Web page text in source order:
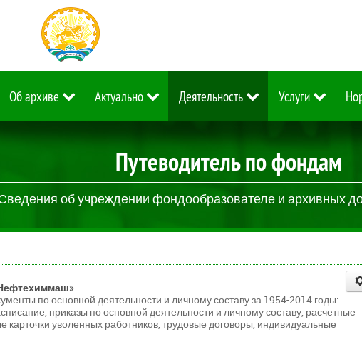
Об архиве Актуально Деятельность Услуги
Путеводитель по фондам
об учреждении фондообразователе и архивных
по основной деятельности и личному составу за 1954-2014 годы:
приказы по основной деятельности и личному составу, расчетные
карточки уволенных работников, трудовые договоры, индивидуальные